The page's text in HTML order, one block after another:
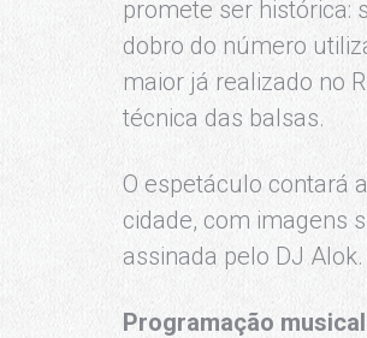
promete ser histórica:
dobro do número
maior já realizado no
técnica das balsas.
O espetáculo contará
cidade, com imagens
assinada pelo DJ Alok.
Programação